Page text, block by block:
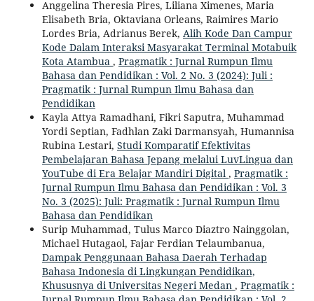
Anggelina Theresia Pires, Liliana Ximenes, Maria
Elisabeth Bria, Oktaviana Orleans, Raimires Mario
Lordes Bria, Adrianus Berek, Alih Kode Dan Campur
Kode Dalam Interaksi Masyarakat Terminal Motabuik
Kota Atambua , Pragmatik : Jurnal Rumpun Ilmu
Bahasa dan Pendidikan : Vol. 2 No. 3 (2024): Juli :
Pragmatik : Jurnal Rumpun Ilmu Bahasa dan
Pendidikan
Kayla Attya Ramadhani, Fikri Saputra, Muhammad
Yordi Septian, Fadhlan Zaki Darmansyah, Humannisa
Rubina Lestari, Studi Komparatif Efektivitas
Pembelajaran Bahasa Jepang melalui LuvLingua dan
YouTube di Era Belajar Mandiri Digital , Pragmatik :
Jurnal Rumpun Ilmu Bahasa dan Pendidikan : Vol. 3
No. 3 (2025): Juli: Pragmatik : Jurnal Rumpun Ilmu
Bahasa dan Pendidikan
Surip Muhammad, Tulus Marco Diaztro Nainggolan,
Michael Hutagaol, Fajar Ferdian Telaumbanua,
Dampak Penggunaan Bahasa Daerah Terhadap
Bahasa Indonesia di Lingkungan Pendidikan,
Khususnya di Universitas Negeri Medan , Pragmatik :